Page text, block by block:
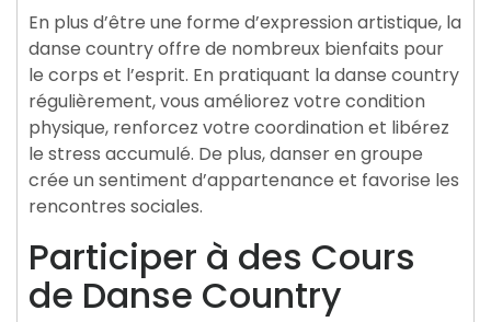
En plus d’être une forme d’expression artistique, la
danse country offre de nombreux bienfaits pour
le corps et l’esprit. En pratiquant la danse country
régulièrement, vous améliorez votre condition
physique, renforcez votre coordination et libérez
le stress accumulé. De plus, danser en groupe
crée un sentiment d’appartenance et favorise les
rencontres sociales.
Participer à des Cours
de Danse Country